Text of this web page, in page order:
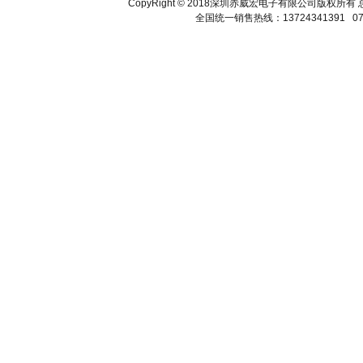
CopyRight © 2018深圳赤威宏电子有限公司版权所有
全国统一销售热线：13724341391